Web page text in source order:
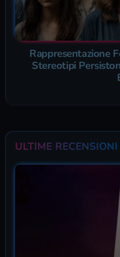
Rappresentazione
Stereotipi
ULTIME RECENSIONI